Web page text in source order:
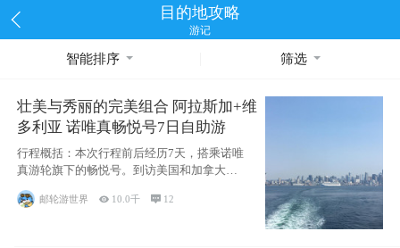
目的地攻略
游记
智能排序 筛选
壮美与秀丽的完美组合 阿拉斯加+维
多利亚 诺唯真畅悦号7日自助游
行程概括：本次行程前后经历7天，搭乘诺唯
真游轮旗下的畅悦号。到访美国和加拿大的4
个州/省：美国华盛顿州
邮轮游世界  10.0千  12